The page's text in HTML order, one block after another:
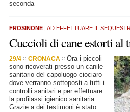
seconda
FROSINONE | AD EFFETTUARE IL
Cuccioli di cane estorti al
29/4 CRONACA
Ora i piccoli
sono ricoverati presso un canile
sanitario del capoluogo ciociaro
dove verranno sottoposti a tutti i
controlli sanitari e per effettuare
la profilassi igienico sanitaria.
Grazie a dei testimoni è stato